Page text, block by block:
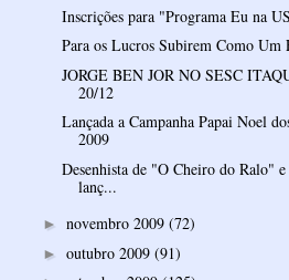
Inscrições para "Programa Eu na
Para os Lucros Subirem Como Um
JORGE BEN JOR NO SESC
20/12
Lançada a Campanha Papai Noel
2009
Desenhista de "O Cheiro do Ralo"
lanç...
► novembro 2009 (72)
► outubro 2009 (91)